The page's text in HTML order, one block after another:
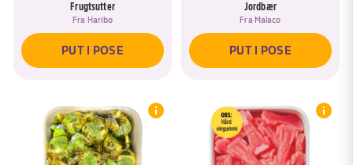
Frugtsutter
Fra Haribo
PUT I POSE
Jordbær
Fra Malaco
PUT I POSE